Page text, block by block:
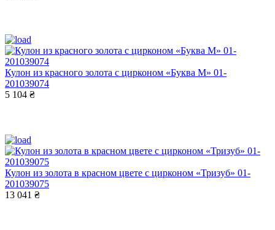
Кулон из красного золота с цирконом «Буква М» 01-
201039074
5 104 ₴
Кулон из золота в красном цвете с цирконом «Тризуб» 01-
201039075
13 041 ₴